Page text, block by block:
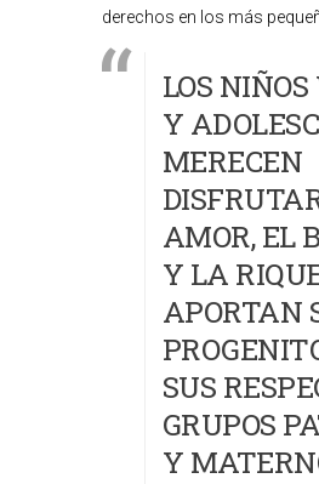
derechos en los más
LOS
Y
MERECEN
AMOR, EL
Y LA
APORTAN
SUS
GRUPOS
Y